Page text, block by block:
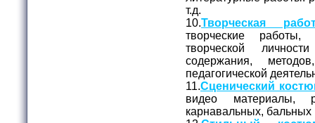
т.д.
10.Творческая
творческие
творческой
содержания,
педагогической
11.Сценический
видео материалы,
карнавальных,